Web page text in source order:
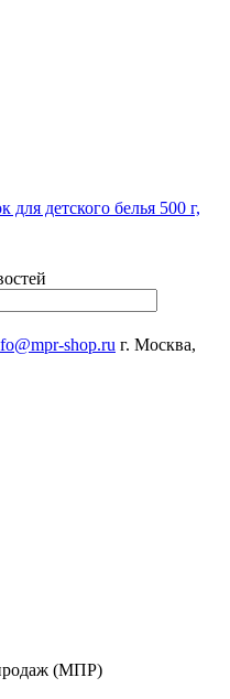
детского белья 500 г,
shop.ru г. Москва,
(МПР)